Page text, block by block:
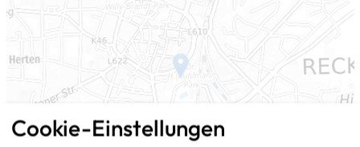
Cookie-Einstellungen